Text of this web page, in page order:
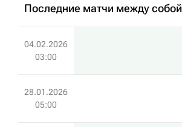
Последние матчи между собой
04.02.2026
03:00
28.01.2026
05:00